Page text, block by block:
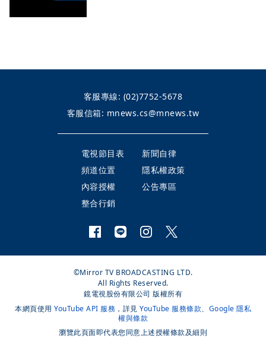
客服專線: (02)7752-5678
客服信箱: mnews.cs@mnews.tw
電視節目表
新聞自律
頻道位置
隱私權政策
內容授權
公告專區
整合行銷
©Mirror TV BROADCASTING LTD.
All Rights Reserved.
鏡電視股份有限公司 版權所有
本網頁使用 YouTube API 服務 ，詳見 YouTube 服務條款、 Google 隱私
權與條款
瀏覽此頁面即代表您同意上述授權條款及細則